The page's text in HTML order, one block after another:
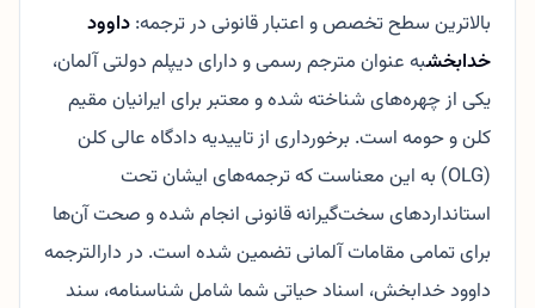
بالاترین سطح تخصص و اعتبار قانونی در ترجمه:داوود
خدابخشبه عنوان مترجم رسمی و دارای دیپلم دولتی آلمان،
یکی از چهره‌های شناخته شده و معتبر برای ایرانیان مقیم
کلن و حومه است. برخورداری از تاییدیه دادگاه عالی کلن
(OLG) به این معناست که ترجمه‌های ایشان تحت
استانداردهای سخت‌گیرانه قانونی انجام شده و صحت آن‌ها
برای تمامی مقامات آلمانی تضمین شده است. در دارالترجمه
داوود خدابخش، اسناد حیاتی شما شامل شناسنامه، سند